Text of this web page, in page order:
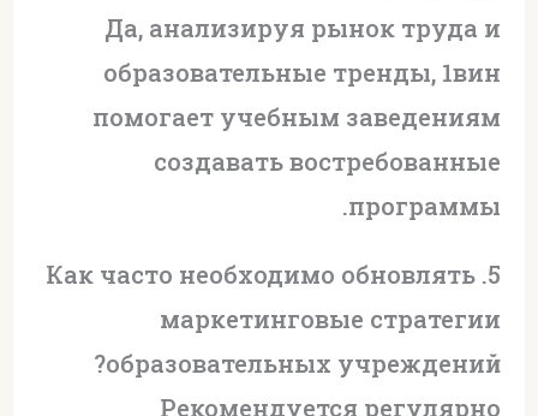
Да, анализируя рынок труда и
образовательные тренды, 1вин
помогает учебным заведениям
создавать востребованные
программы.
5. Как часто необходимо обновлять
маркетинговые стратегии
образовательных учреждений?
Рекомендуется регулярно